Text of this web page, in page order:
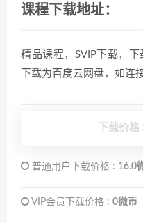
课程下载地址：
精品课程，SVIP下载，
下载为百度云网盘，如连
下载价格
普通用户下载价格 : 16.0
VIP会员下载价格 : 0微币